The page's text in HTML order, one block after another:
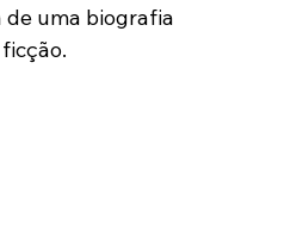
de uma biografia